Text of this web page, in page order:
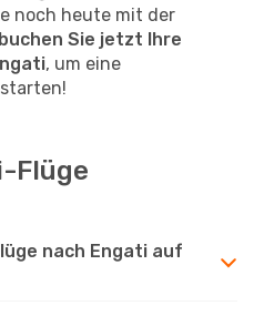
noch heute mit der
buchen Sie jetzt Ihre
, um eine
Flüge
nach Engati auf